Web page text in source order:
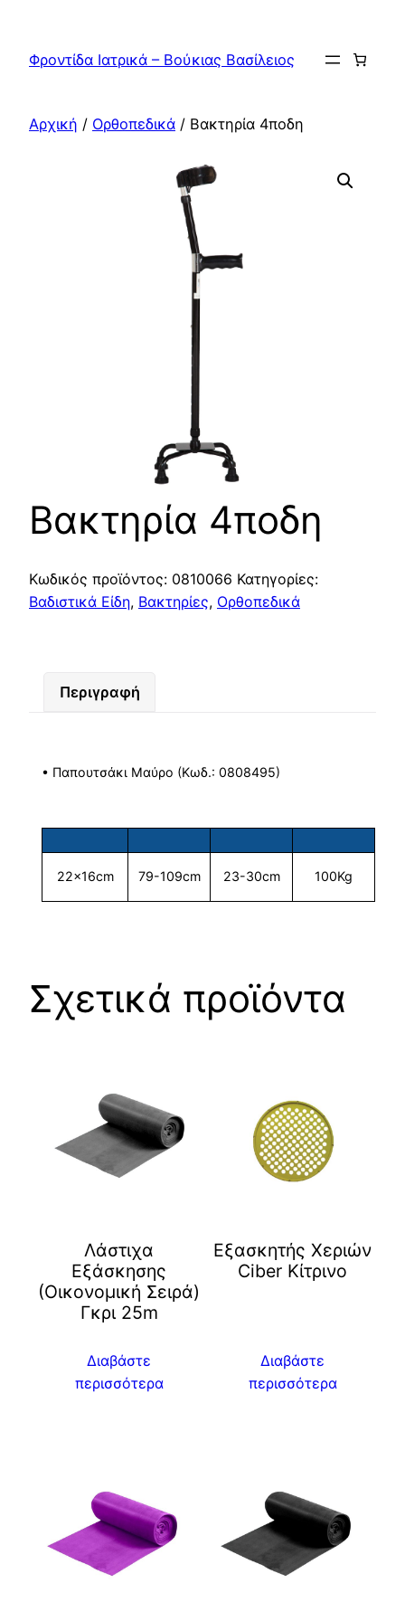
περιεχόμενο
Φροντίδα Ιατρικά – Βούκιας Βασίλειος
Αρχική / Ορθοπεδικά / Βακτηρία 4ποδη
Βακτηρία 4ποδη
Κωδικός προϊόντος: 0810066 Κατηγορίες:
Βαδιστικά Είδη, Βακτηρίες, Ορθοπεδικά
Περιγραφή
• Παπουτσάκι Μαύρο (Κωδ.: 0808495)
22x16cm 79-109cm 23-30cm 100Kg
Σχετικά προϊόντα
Λάστιχα
Εξάσκησης
(Οικονομική Σειρά)
Γκρι 25m
Διαβάστε
περισσότερα
Eξασκητής Χεριών
Ciber Kίτρινο
Διαβάστε
περισσότερα